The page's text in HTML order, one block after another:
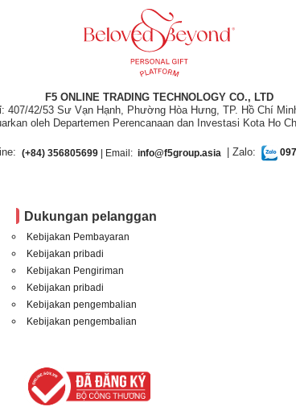
F5 ONLINE TRADING TECHNOLOGY CO., LTD
407/42/53 Sư Vạn Hạnh, Phường Hòa Hưng, TP. Hồ Chí
oleh Departemen Perencanaan dan Investasi Kota Ho
(+84) 356805699| Email: info@f5group.asia | Zalo:
Dukungan pelanggan
Kebijakan Pembayaran
Kebijakan pribadi
Kebijakan Pengiriman
Kebijakan pribadi
Kebijakan pengembalian
Kebijakan pengembalian